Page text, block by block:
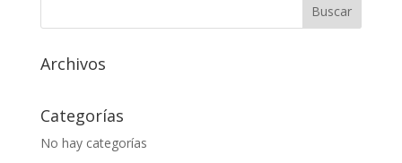
Archivos
Categorías
No hay categorías